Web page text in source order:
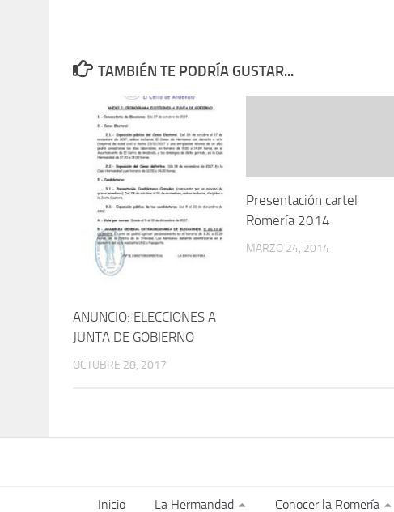
TAMBIÉN TE PODRÍA GUSTAR...
ANUNCIO: ELECCIONES A
JUNTA DE GOBIERNO
OCTUBRE 28, 2017
Presentación cartel
Romería 2014
MARZO 24, 2014
Inicio La Hermandad Conocer la Romería